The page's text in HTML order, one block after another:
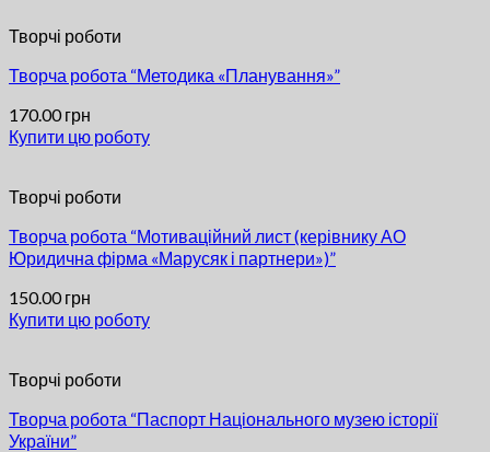
Творчі роботи
Творча робота “Методика «Планування»”
170.00грн
Купити цю роботу
Творчі роботи
Творча робота “Мотиваційний лист (керівнику АО
Юридична фірма «Марусяк і партнери»)”
150.00грн
Купити цю роботу
Творчі роботи
Творча робота “Паспорт Національного музею історії
України”